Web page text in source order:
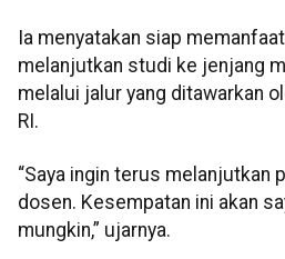
Ia menyatakan siap
melanjutkan studi ke jenjang
melalui jalur yang ditawarkan
RI.
“Saya ingin terus melanjutkan
dosen. Kesempatan ini akan
mungkin,” ujarnya.